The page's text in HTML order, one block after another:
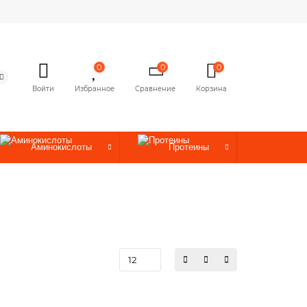
Войти
0
Избранное
0
Сравнение
0
Корзина
Аминокислоты Протеины